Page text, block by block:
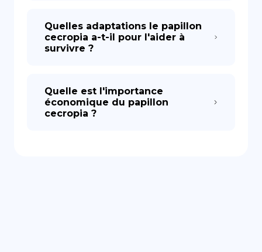
Quelles adaptations le papillon
cecropia a-t-il pour l'aider à
survivre ?
Quelle est l'importance
économique du papillon
cecropia ?